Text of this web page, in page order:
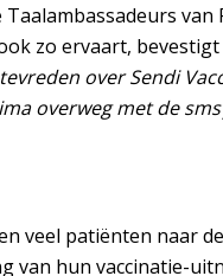
van
zo ervaart,
tevreden over Sendi
overweg met de
veel patiënten naar
van hun vaccinatie-